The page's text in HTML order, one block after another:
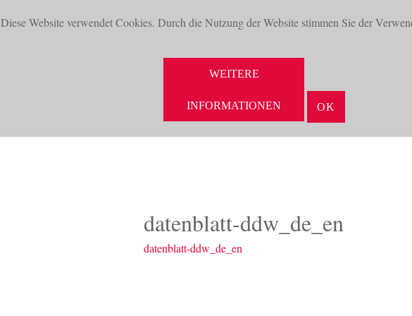
Diese Website verwendet Cookies. Durch die Nutzung der Website stimmen Sie der
WEITERE
INFORMATIONEN OK
datenblatt-ddw_de_en
datenblatt-ddw_de_en